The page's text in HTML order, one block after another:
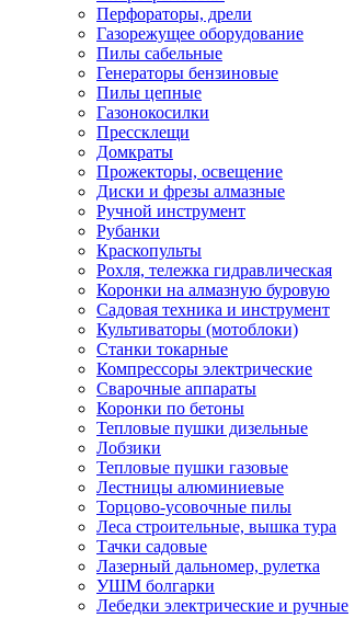
Перфораторы, дрели
Газорежущее оборудование
Пилы сабельные
Генераторы бензиновые
Пилы цепные
Газонокосилки
Прессклещи
Домкраты
Прожекторы, освещение
Диски и фрезы алмазные
Ручной инструмент
Рубанки
Краскопульты
Рохля, тележка гидравлическая
Коронки на алмазную буровую
Садовая техника и инструмент
Культиваторы (мотоблоки)
Станки токарные
Компрессоры электрические
Сварочные аппараты
Коронки по бетоны
Тепловые пушки дизельные
Лобзики
Тепловые пушки газовые
Лестницы алюминиевые
Торцово-усовочные пилы
Леса строительные, вышка тура
Тачки садовые
Лазерный дальномер, рулетка
УШМ болгарки
Лебедки электрические и ручные